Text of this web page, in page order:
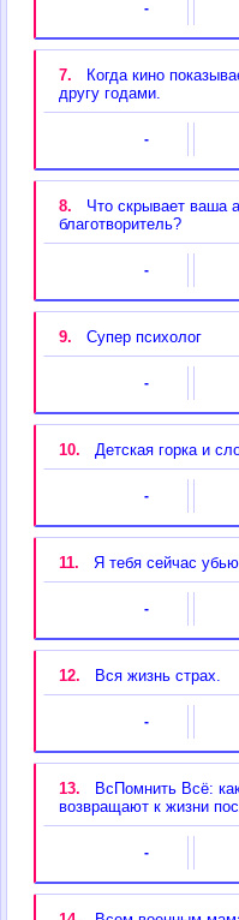
-
7.
Когда кино
другу годами.
-
8.
Что скрывает ваша
благотворитель?
-
9. Супер психолог
-
10. Детская горка и
-
11. Я тебя сейчас
-
12. Вся жизнь страх.
-
13.
ВсПомнить Всё:
возвращают к жизни
-